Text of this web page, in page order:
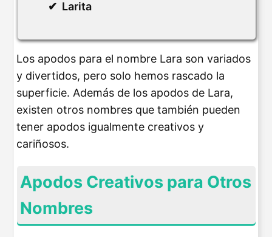
Larita
Los apodos para el nombre Lara son variados
y divertidos, pero solo hemos rascado la
superficie. Además de los apodos de Lara,
existen otros nombres que también pueden
tener apodos igualmente creativos y
cariñosos.
Apodos Creativos para Otros
Nombres